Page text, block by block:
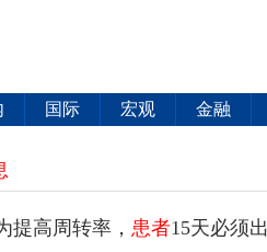
国际 宏观 金融
提高周转率， 患者15天必须